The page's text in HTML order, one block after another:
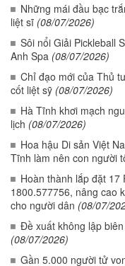
Những mái đầu bạc
liệt sĩ (08/07/2026)
Sôi nổi Giải Pickleball
Anh Spa (08/07/2026)
Chỉ đạo mới của Thủ
cốt liệt sỹ (08/07/2026)
Hà Tĩnh khơi mạch
lịch (08/07/2026)
Hoa hậu Di sản Việt
Tĩnh làm nên con người
Hoàn thành lắp đặt
1800.577756, nâng cao
cho người dân (08/07/
Đề xuất không lập
(08/07/2026)
Gần 5.000 người tử